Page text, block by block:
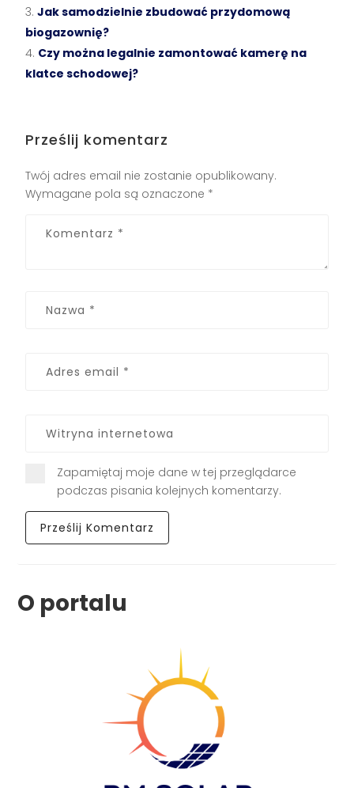
Jak samodzielnie zbudować przydomową
biogazownię?
Czy można legalnie zamontować kamerę na
klatce schodowej?
Prześlij komentarz
Twój adres email nie zostanie opublikowany.
Wymagane pola są oznaczone *
Zapamiętaj moje dane w tej przeglądarce
podczas pisania kolejnych komentarzy.
O portalu